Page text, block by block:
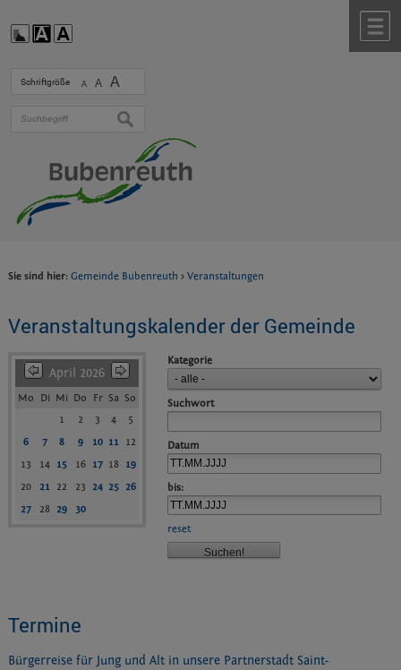
Schriftgröße A A A
suchen
Sie sind hier: Gemeinde Bubenreuth > Veranstaltungen
Veranstaltungskalender der Gemeinde
April 2026
Mo Di Mi Do Fr Sa So
1
2 3 4
5
6
7 8 9 10 11 12
13
14 15 16 17 18 19
20
21 22 23 24 25 26
27
28 29 30
Kategorie
Suchwort
Datum
bis:
reset
Termine
Bürgerreise für Jung und Alt in unsere Partnerstadt Saint-